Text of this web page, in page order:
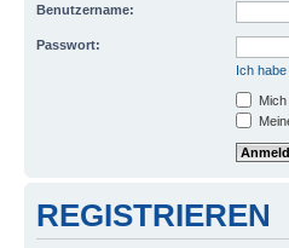
Benutzername:
Passwort:
Ich
REGISTRIEREN